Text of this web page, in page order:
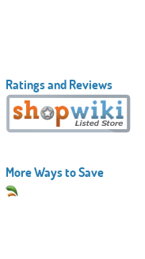
Ratings and Reviews
More Ways to Save